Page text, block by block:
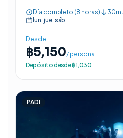
de ver tiburones ballena.
Día completo (8 horas) 30m
lun, jue, sáb
Desde
฿5,150/ persona
Depósito desde ฿1,030
PADI